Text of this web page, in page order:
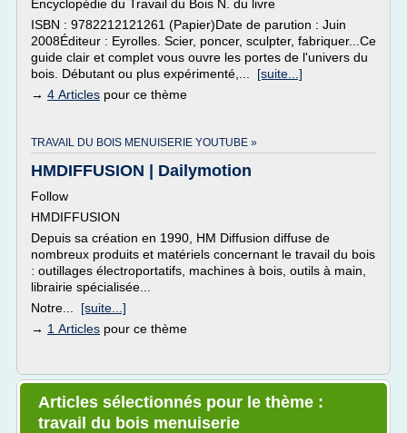
Encyclopédie du Travail du Bois N. du livre
ISBN : 9782212121261 (Papier)Date de parution : Juin
2008Éditeur : Eyrolles. Scier, poncer, sculpter, fabriquer...Ce
guide clair et complet vous ouvre les portes de l'univers du
bois. Débutant ou plus expérimenté,... [suite...]
→ 4 Articles pour ce thème
TRAVAIL DU BOIS MENUISERIE YOUTUBE »
HMDIFFUSION | Dailymotion
Follow
HMDIFFUSION
Depuis sa création en 1990, HM Diffusion diffuse de
nombreux produits et matériels concernant le travail du bois
: outillages électroportatifs, machines à bois, outils à main,
librairie spécialisée...
Notre... [suite...]
→ 1 Articles pour ce thème
Articles sélectionnés pour le thème :
travail du bois menuiserie